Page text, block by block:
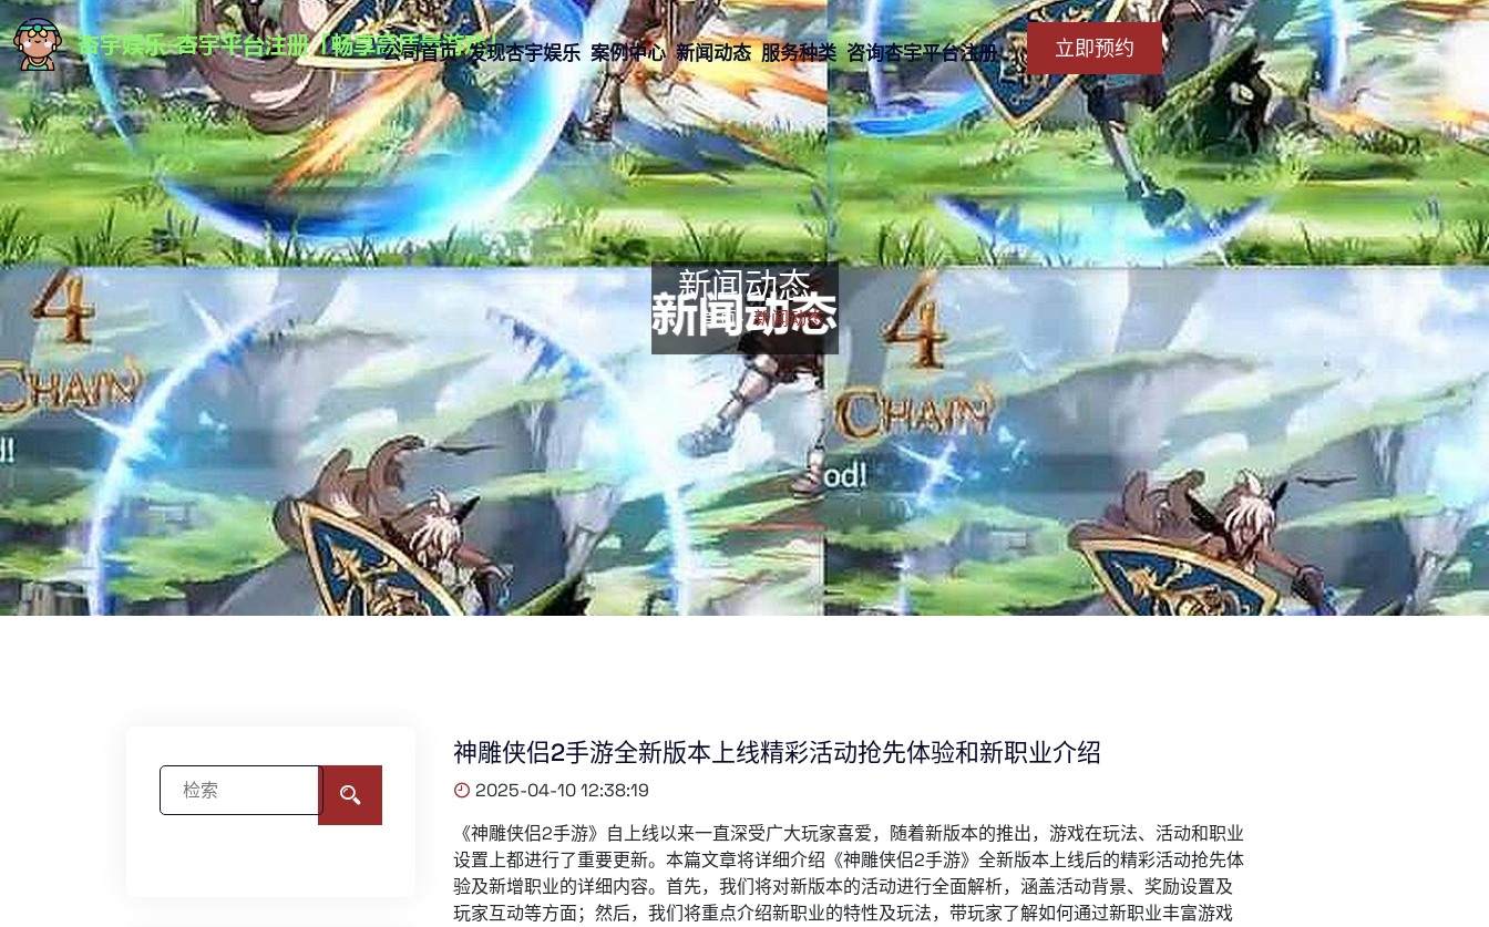
公司首页 发现杏宇娱乐 案例中心 新闻动态 服务种类 咨询杏宇平台注册 立即预约
新闻动态
首页- 新闻动态
神雕侠侣2手游全新版本上线精彩活动抢先体验和新职业介绍
2025-04-10 12:38:19
《神雕侠侣2手游》自上线以来一直深受广大玩家喜爱，随着新版本的推出，游戏在玩法、活动和职业
设置上都进行了重要更新。本篇文章将详细介绍《神雕侠侣2手游》全新版本上线后的精彩活动抢先体
验及新增职业的详细内容。首先，我们将对新版本的活动进行全面解析，涵盖活动背景、奖励设置及
玩家互动等方面；然后，我们将重点介绍新职业的特性及玩法，带玩家了解如何通过新职业丰富游戏